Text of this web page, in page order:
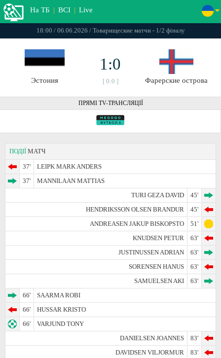
На ТБ | ВСІ | Live
18:00 / 06.06.2026 / Товарищеские матчи - 1/2 фіналу
Эстония
1:0
[ 0:0 ] Фарерские острова
ПРЯМІ TV-ТРАНСЛЯЦІЇ
ПОДІЇ МАТЧ
37'
LEIPK MARK ANDERS
37'
MANNILAAN MATTIAS
TURI GEZA DAVID
45'
HENDRIKSSON OLSEN BRANDUR
45'
ANDREASEN JAKUP BISKOPSTO
51'
KNUDSEN PETUR
63'
JUSTINUSSEN ADRIAN
63'
SORENSEN HANUS
63'
SAMUELSEN AKI
63'
66'
SAARMA ROBI
66'
HUSSAR KRISTO
66'
VARJUND TONY
DANIELSEN JOANNES
83'
DAVIDSEN VILJORMUR
83'